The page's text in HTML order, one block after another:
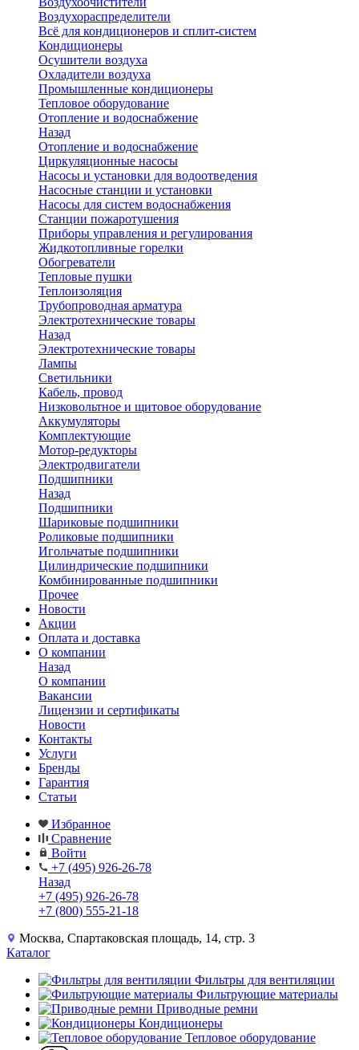
Воздухораспределители
Всё для кондиционеров и сплит-систем
Кондиционеры
Осушители воздуха
Охладители воздуха
Промышленные кондиционеры
Тепловое оборудование
Отопление и водоснабжение
Назад
Отопление и водоснабжение
Циркуляционные насосы
Насосы и установки для водоотведения
Насосные станции и установки
Насосы для систем водоснабжения
Станции пожаротушения
Приборы управления и регулирования
Жидкотопливные горелки
Обогреватели
Тепловые пушки
Теплоизоляция
Трубопроводная арматура
Электротехнические товары
Назад
Электротехнические товары
Лампы
Светильники
Кабель, провод
Низковольтное и щитовое оборудование
Аккумуляторы
Комплектующие
Мотор-редукторы
Электродвигатели
Подшипники
Назад
Подшипники
Шариковые подшипники
Роликовые подшипники
Игольчатые подшипники
Цилиндрические подшипники
Комбинированные подшипники
Прочее
Новости
Акции
Оплата и доставка
О компании
Назад
О компании
Вакансии
Лицензии и сертификаты
Новости
Контакты
Услуги
Бренды
Гарантия
Статьи
Избранное
Сравнение
Войти
+7 (495) 926-26-78
Назад
+7 (495) 926-26-78
+7 (800) 555-21-18
Москва, Спартаковская площадь, 14, стр. 3
Каталог
Фильтры для вентиляции
Фильтрующие материалы
Приводные ремни
Кондиционеры
Тепловое оборудование